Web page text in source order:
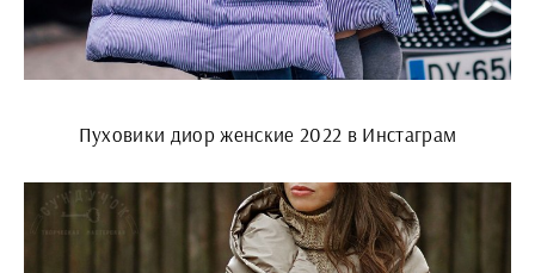
Пуховики диор женские 2022 в Инстаграм